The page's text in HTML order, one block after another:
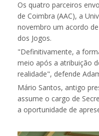
Os quatro parceiros
de Coimbra (AAC), a
novembro um acordo
dos Jogos.
"Definitivamente, a
meio após a atribuição
realidade", defende
Mário Santos, antigo
assume o cargo de
a oportunidade de